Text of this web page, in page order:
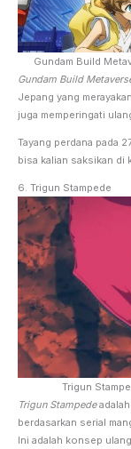
Gundam Build
Gundam Build
Jepang yang
juga memperingati
Tayang perdana pada
bisa kalian saksikan di
6. Trigun Stampede
Trigun
Trigun Stampede
berdasarkan serial
Ini adalah konsep